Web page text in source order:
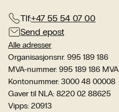
Tlf:+47 55 54 07 00
Send epost
Alle adresser
Organisasjonsnr. 995 189 186
MVA-nummer: 995 189 186 MVA
Kontonummer: 3000 48 00008
Gaver til NLA: 8220 02 88625
Vipps: 20913